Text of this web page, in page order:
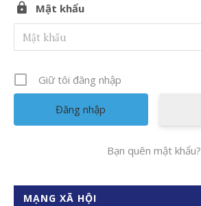
Mật khẩu
Giữ tôi đăng nhập
Bạn quên mật khẩu?
MẠNG XÃ HỘI